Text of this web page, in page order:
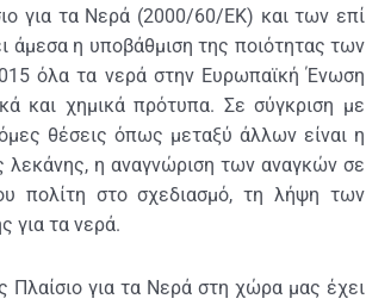
για τα Νερά (2000/60/ΕΚ) και των επί
άμεσα η υποβάθμιση της ποιότητας των
όλα τα νερά στην Ευρωπαϊκή Ένωση
και χημικά πρότυπα. Σε σύγκριση με
θέσεις όπως μεταξύ άλλων είναι η
λεκάνης, η αναγνώριση των αναγκών σε
πολίτη στο σχεδιασμό, τη λήψη των
για τα νερά.
Πλαίσιο για τα Νερά στη χώρα μας έχει